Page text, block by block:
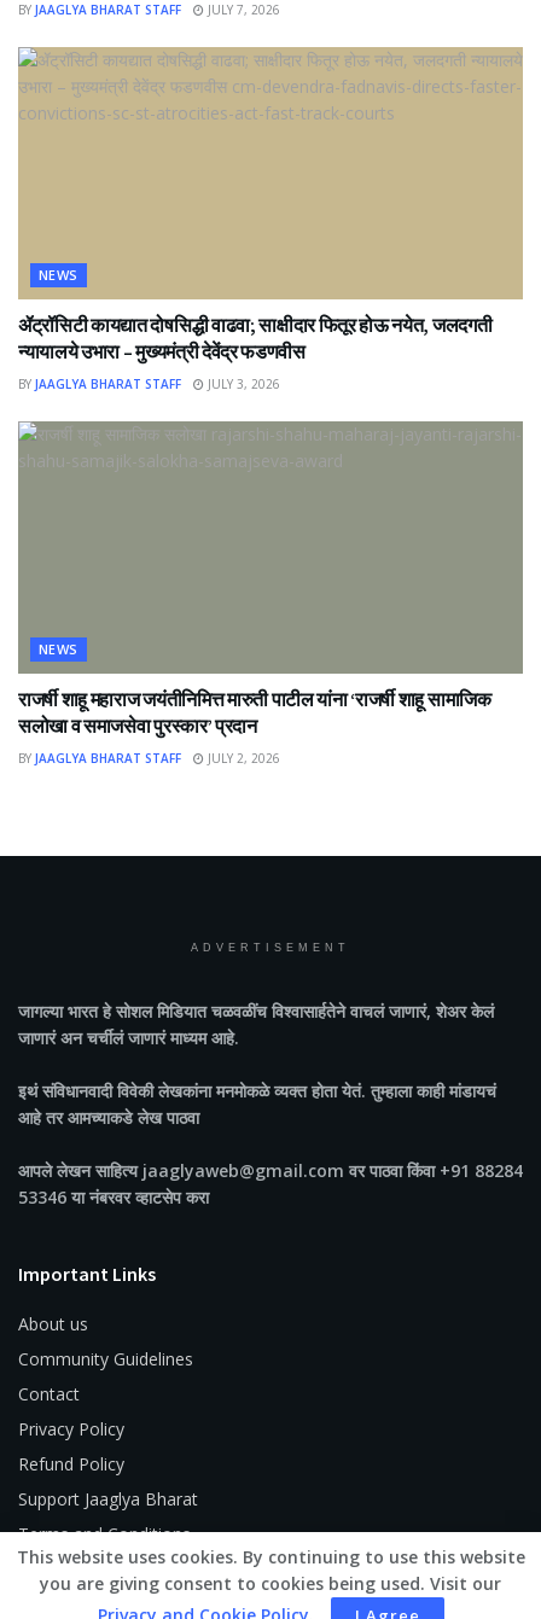
BY JAAGLYA BHARAT STAFF JULY 7, 2026
NEWS
ॲट्रॉसिटी कायद्यात दोषसिद्धी वाढवा; साक्षीदार फितूर होऊ नयेत, जलदगती
न्यायालये उभारा – मुख्यमंत्री देवेंद्र फडणवीस
BY JAAGLYA BHARAT STAFF JULY 3, 2026
NEWS
राजर्षी शाहू महाराज जयंतीनिमित्त मारुती पाटील यांना ‘राजर्षी शाहू सामाजिक
सलोखा व समाजसेवा पुरस्कार’ प्रदान
BY JAAGLYA BHARAT STAFF JULY 2, 2026
ADVERTISEMENT
जागल्या भारतहे सोशल मिडियात चळवळींच विश्वासार्हतेने वाचलं जाणारं, शेअर केलं
जाणारं अन चर्चीलं जाणारं माध्यम आहे.
इथं संविधानवादी विवेकी लेखकांना मनमोकळे व्यक्त होता येतं. तुम्हाला काही मांडायचं
आहे तर आमच्याकडे लेख पाठवा
आपले लेखन साहित्य jaaglyaweb@gmail.com वर पाठवा किंवा +91 88284
53346 या नंबरवर व्हाटसेप करा
Important Links
About us
Community Guidelines
Contact
Privacy Policy
Refund Policy
Support Jaaglya Bharat
Terms and Conditions
This website uses cookies. By continuing to use this website
you are giving consent to cookies being used. Visit our